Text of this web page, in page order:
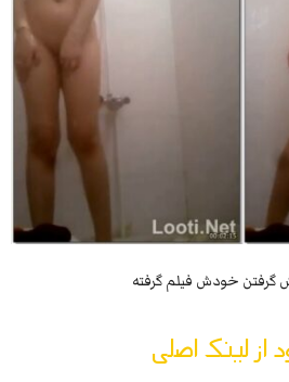
گرفتن خودش فیلم گرفته
از لینک اصلی